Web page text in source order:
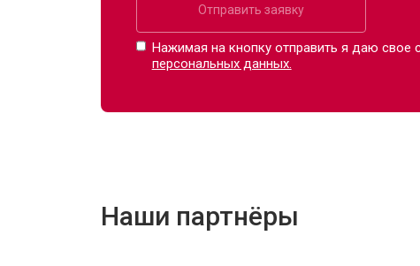
Отправить заявку
Нажимая на кнопку отправить я даю свое
персональных данных.
Наши партнёры